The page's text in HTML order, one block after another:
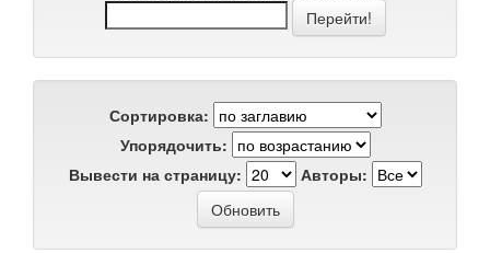
Сортировка:
Упорядочить:
Вывести на страницу:
Авторы: